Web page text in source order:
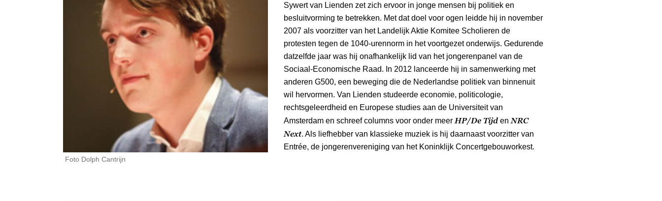
Foto Dolph Cantrijn
Sywert van Lienden zet zich ervoor in jonge mensen bij politiek en
besluitvorming te betrekken. Met dat doel voor ogen leidde hij in november
2007 als voorzitter van het Landelijk Aktie Komitee Scholieren de
protesten tegen de 1040-urennorm in het voortgezet onderwijs. Gedurende
datzelfde jaar was hij onafhankelijk lid van het jongerenpanel van de
Sociaal-Economische Raad. In 2012 lanceerde hij in samenwerking met
anderen G500, een beweging die de Nederlandse politiek van binnenuit
wil hervormen. Van Lienden studeerde economie, politicologie,
rechtsgeleerdheid en Europese studies aan de Universiteit van
Amsterdam en schreef columns voor onder meer HP/De Tijd en NRC
Next. Als liefhebber van klassieke muziek is hij daarnaast voorzitter van
Entrée, de jongerenvereniging van het Koninklijk Concertgebouworkest.